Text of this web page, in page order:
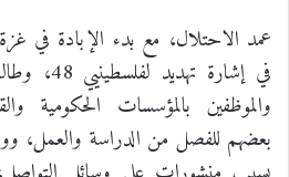
عمد الاحتلال، مع بدء الإبادة في
في إشارة
والموظفين بالمؤسسات الحكومية
بعضهم للفصل من الدراسة والعمل،